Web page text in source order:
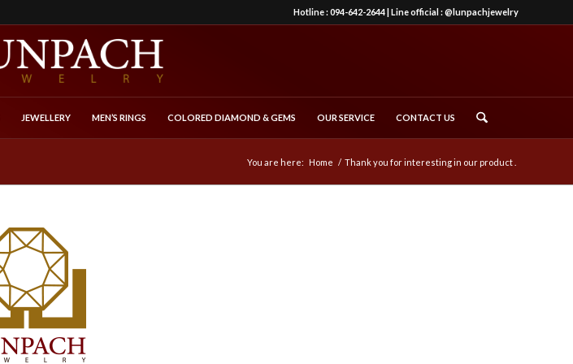
Hotline :094-642-2644| Line official :@lunpachjewelry
JEWELLERY MEN’S RINGS COLORED DIAMOND & GEMS OUR SERVICE CONTACT US
You are here: Home / Thank you for interesting in our product .